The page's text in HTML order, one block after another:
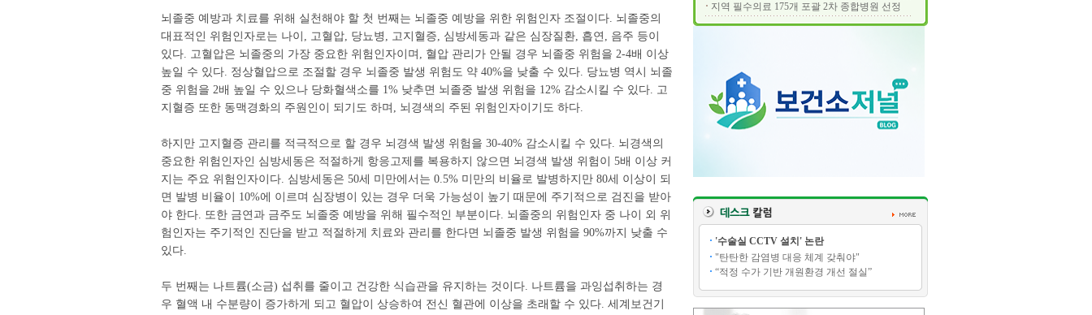
뇌졸중 예방과 치료를 위해 실천해야 할 첫 번째는 뇌졸중 예방을 위한 위험인자 조절이다. 뇌졸중의
대표적인 위험인자로는 나이, 고혈압, 당뇨병, 고지혈증, 심방세동과 같은 심장질환, 흡연, 음주 등이
있다. 고혈압은 뇌졸중의 가장 중요한 위험인자이며, 혈압 관리가 안될 경우 뇌졸중 위험을 2-4배 이상
높일 수 있다. 정상혈압으로 조절할 경우 뇌졸중 발생 위험도 약 40%을 낮출 수 있다. 당뇨병 역시 뇌졸
중 위험을 2배 높일 수 있으나 당화혈색소를 1% 낮추면 뇌졸중 발생 위험을 12% 감소시킬 수 있다. 고
지혈증 또한 동맥경화의 주원인이 되기도 하며, 뇌경색의 주된 위험인자이기도 하다.
하지만 고지혈증 관리를 적극적으로 할 경우 뇌경색 발생 위험을 30-40% 감소시킬 수 있다. 뇌경색의
중요한 위험인자인 심방세동은 적절하게 항응고제를 복용하지 않으면 뇌경색 발생 위험이 5배 이상 커
지는 주요 위험인자이다. 심방세동은 50세 미만에서는 0.5% 미만의 비율로 발병하지만 80세 이상이 되
면 발병 비율이 10%에 이르며 심장병이 있는 경우 더욱 가능성이 높기 때문에 주기적으로 검진을 받아
야 한다. 또한 금연과 금주도 뇌졸중 예방을 위해 필수적인 부분이다. 뇌졸중의 위험인자 중 나이 외 위
험인자는 주기적인 진단을 받고 적절하게 치료와 관리를 한다면 뇌졸중 발생 위험을 90%까지 낮출 수
있다.
두 번째는 나트륨(소금) 섭취를 줄이고 건강한 식습관을 유지하는 것이다. 나트륨을 과잉섭취하는 경
우 혈액 내 수분량이 증가하게 되고 혈압이 상승하여 전신 혈관에 이상을 초래할 수 있다. 세계보건기
지역 필수의료 175개 포괄 2차 종합병원 선정
'수술실 CCTV 설치' 논란
"탄탄한 감염병 대응 체계 갖춰야"
“적정 수가 기반 개원환경 개선 절실”